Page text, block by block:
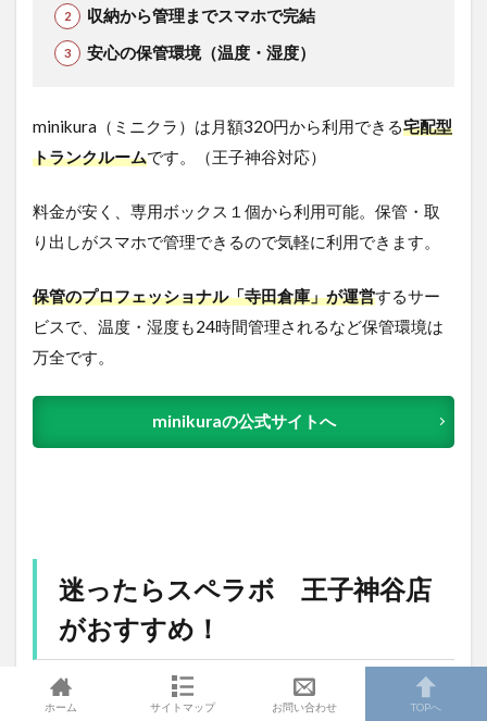
収納から管理までスマホで完結
安心の保管環境（温度・湿度）
minikura（ミニクラ）は月額320円から利用できる宅配型
トランクルームです。（王子神谷対応）
料金が安く、専用ボックス１個から利用可能。保管・取
り出しがスマホで管理できるので気軽に利用できます。
保管のプロフェッショナル「寺田倉庫」が運営するサー
ビスで、温度・湿度も24時間管理されるなど保管環境は
万全です。
minikuraの公式サイトへ
迷ったらスペラボ 王子神谷店
がおすすめ！
ホーム サイトマップ お問い合わせ TOPへ